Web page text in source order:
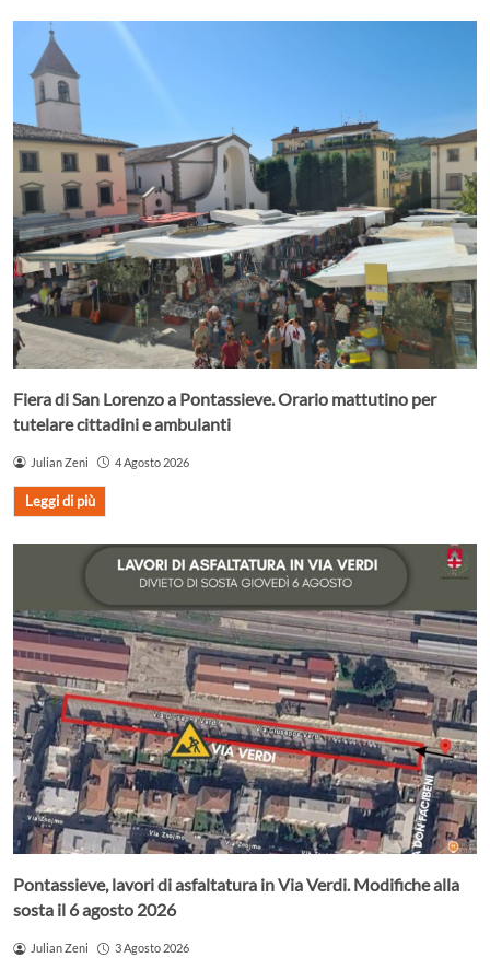
Fiera di San Lorenzo a Pontassieve. Orario mattutino per
tutelare cittadini e ambulanti
Julian Zeni 4 Agosto 2026
Leggi di più
Pontassieve, lavori di asfaltatura in Via Verdi. Modifiche alla
sosta il 6 agosto 2026
Julian Zeni 3 Agosto 2026